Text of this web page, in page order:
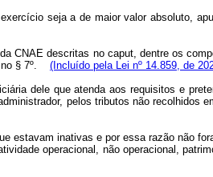
seja a de maior valor absoluto,
CNAE descritas no caput, dentre os
no § 7º. (Incluído pela Lei nº 14.859, de
dele que atenda aos requisitos e
pelos tributos não recolhidos
estavam inativas e por essa razão não
operacional, não operacional,